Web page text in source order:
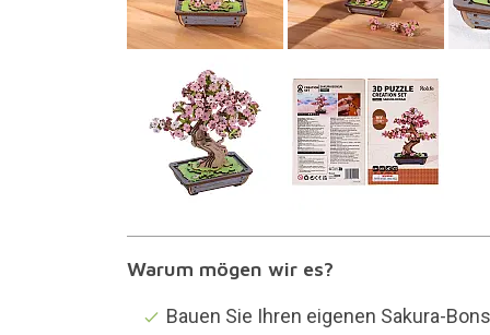
Warum mögen wir es?
Bauen Sie Ihren eigenen Sakura-